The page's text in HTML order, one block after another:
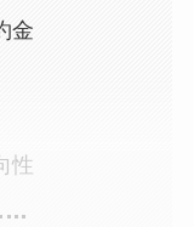
金
性